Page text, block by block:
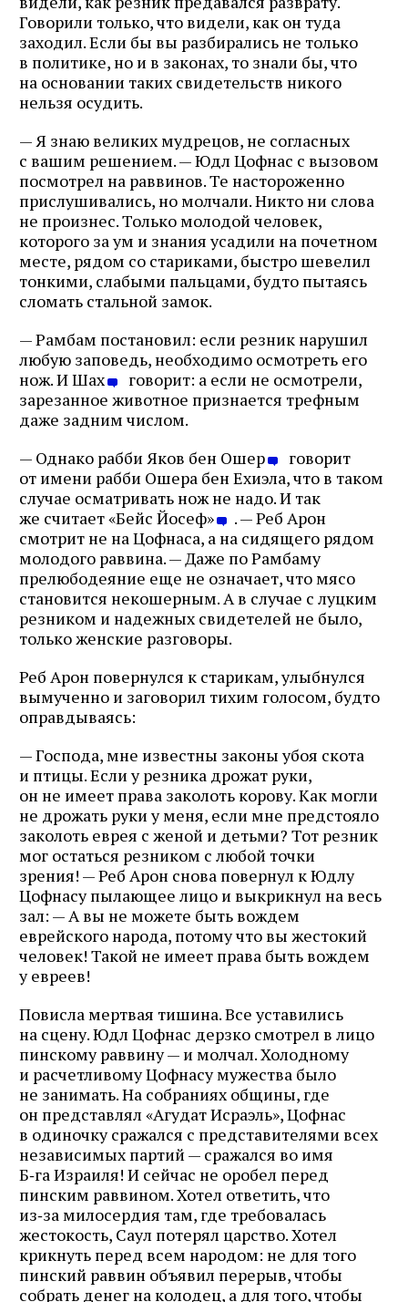
Говорили только, что видели, как он туда
заходил. Если бы вы разбирались не только
в политике, но и в законах, то знали бы, что
на основании таких свидетельств никого
нельзя осудить.
— Я знаю великих мудрецов, не согласных
с вашим решением. — Юдл Цофнас с вызовом
посмотрел на раввинов. Те настороженно
прислушивались, но молчали. Никто ни слова
не произнес. Только молодой человек,
которого за ум и знания усадили на почетном
месте, рядом со стариками, быстро шевелил
тонкими, слабыми пальцами, будто пытаясь
сломать стальной замок.
— Рамбам постановил: если резник нарушил
любую заповедь, необходимо осмотреть его
нож. И Шах
говорит: а если не осмотрели,
зарезанное животное признается трефным
даже задним числом.
— Однако рабби Яков бен Ошер
говорит
от имени рабби Ошера бен Ехиэла, что в таком
случае осматривать нож не надо. И так
же считает «Бейс Йосеф»
. — Реб Арон
смотрит не на Цофнаса, а на сидящего рядом
молодого раввина. — Даже по Рамбаму
прелюбодеяние еще не означает, что мясо
становится некошерным. А в случае с луцким
резником и надежных свидетелей не было,
только женские разговоры.
Реб Арон повернулся к старикам, улыбнулся
вымученно и заговорил тихим голосом, будто
оправдываясь:
— Господа, мне известны законы убоя скота
и птицы. Если у резника дрожат руки,
он не имеет права заколоть корову. Как могли
не дрожать руки у меня, если мне предстояло
заколоть еврея с женой и детьми? Тот резник
мог остаться резником с любой точки
зрения! — Реб Арон снова повернул к Юдлу
Цофнасу пылающее лицо и выкрикнул на весь
зал: — А вы не можете быть вождем
еврейского народа, потому что вы жестокий
человек! Такой не имеет права быть вождем
у евреев!
Повисла мертвая тишина. Все уставились
на сцену. Юдл Цофнас дерзко смотрел в лицо
пинскому раввину — и молчал. Холодному
и расчетливому Цофнасу мужества было
не занимать. На собраниях общины, где
он представлял «Агудат Исраэль», Цофнас
в одиночку сражался с представителями всех
независимых партий — сражался во имя
Б‑га Израиля! И сейчас не оробел перед
пинским раввином. Хотел ответить, что
из‑за милосердия там, где требовалась
жестокость, Саул потерял царство. Хотел
крикнуть перед всем народом: не для того
пинский раввин объявил перерыв, чтобы
собрать денег на колодец, а для того, чтобы
Журнал ЛЕХАИМ в вашем
email
Подпишитесь на рассылку журнала ЛЕХАИМ и получайте
самые интересные публикации с сайта по электронной